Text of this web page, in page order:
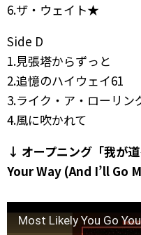
6.ザ・ウェイト★
Side D
1.見張塔からずっと
2.追憶のハイウェイ61
3.ライク・ア・ローリン
4.風に吹かれて
↓ オープニング「我が
Your Way (And I’ll Go